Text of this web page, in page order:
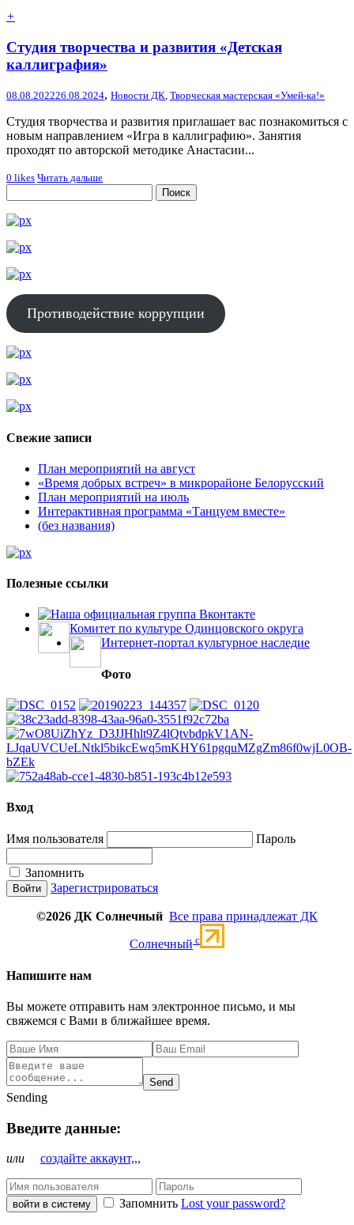
+
Студия творчества и развития «Детская
каллиграфия»
08.08.202226.08.2024, Новости ДК, Творческая мастерская «Умей-ка!»
Студия творчества и развития приглашает вас познакомиться с
новым направлением «Игра в каллиграфию». Занятия
проходят по авторской методике Анастасии...
0 likes Читать дальше
Противодействие коррупции
Свежие записи
План мероприятий на август
«Время добрых встреч» в микрорайоне Белорусский
План мероприятий на июль
Интерактивная программа «Танцуем вместе»
(без названия)
Полезные ссылки
Наша официальная группа Вконтакте
Комитет по культуре Одинцовского округа
Интернет-портал культурное наследие
Фото
Вход
Имя пользователя Пароль
Запомнить
Зарегистрироваться
©2026 ДК Солнечный Все права принадлежат ДК
Солнечный c
Напишите нам
Вы можете отправить нам электронное письмо, и мы
свяжемся с Вами в ближайшее время.
Send
Sending
Введите данные:
или создайте аккаунт,,,
войти в систему Запомнить Lost your password?